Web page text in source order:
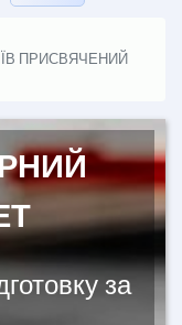
ПРИСВЯЧЕНИЙ
за